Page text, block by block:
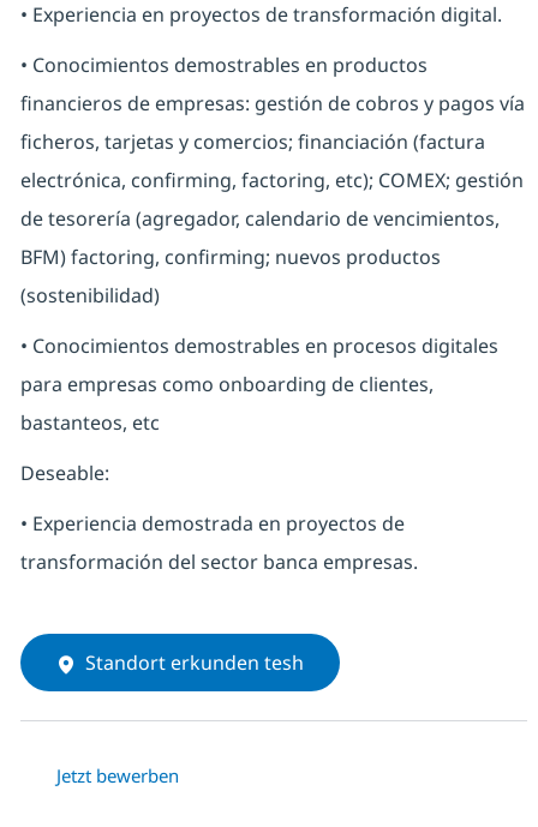
• Experiencia en proyectos de transformación digital.
• Conocimientos demostrables en productos
financieros de empresas: gestión de cobros y pagos vía
ficheros, tarjetas y comercios; financiación (factura
electrónica, confirming, factoring, etc); COMEX; gestión
de tesorería (agregador, calendario de vencimientos,
BFM) factoring, confirming; nuevos productos
(sostenibilidad)
• Conocimientos demostrables en procesos digitales
para empresas como onboarding de clientes,
bastanteos, etc
Deseable:
• Experiencia demostrada en proyectos de
transformación del sector banca empresas.
Standort erkunden tesh
Jetzt bewerben